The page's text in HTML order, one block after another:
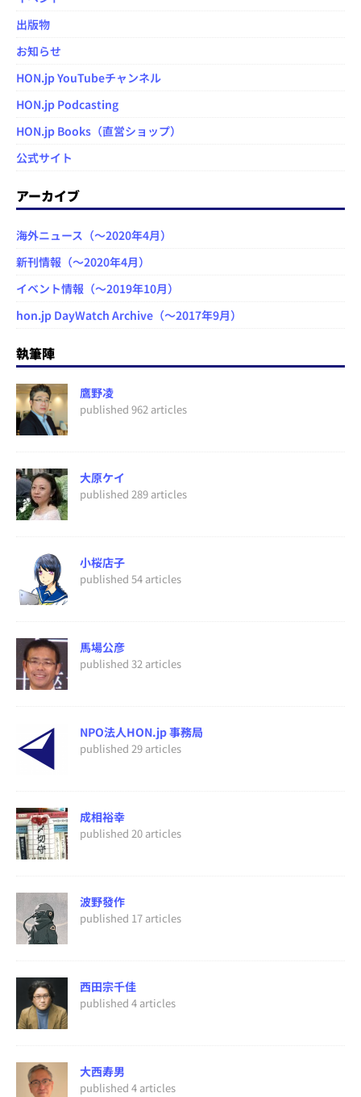
出版物
お知らせ
HON.jp YouTubeチャンネル
HON.jp Podcasting
HON.jp Books（直営ショップ）
公式サイト
アーカイブ
海外ニュース（～2020年4月）
新刊情報（～2020年4月）
イベント情報（～2019年10月）
hon.jp DayWatch Archive（～2017年9月）
執筆陣
鷹野凌
published 962 articles
大原ケイ
published 289 articles
小桜店子
published 54 articles
馬場公彦
published 32 articles
NPO法人HON.jp 事務局
published 29 articles
成相裕幸
published 20 articles
波野發作
published 17 articles
西田宗千佳
published 4 articles
大西寿男
published 4 articles